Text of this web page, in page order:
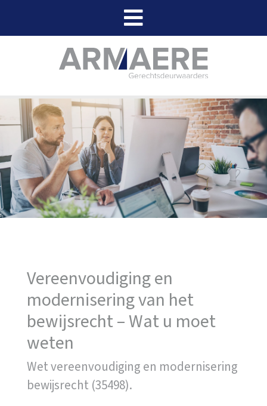
Vereenvoudiging en
modernisering van het
bewijsrecht – Wat u moet
weten
Wet vereenvoudiging en modernisering
bewijsrecht (35498).